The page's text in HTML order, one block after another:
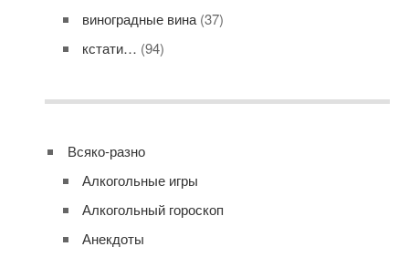
виноградные вина (37)
кстати… (94)
Всяко-разно
Алкогольные игры
Алкогольный гороскоп
Анекдоты